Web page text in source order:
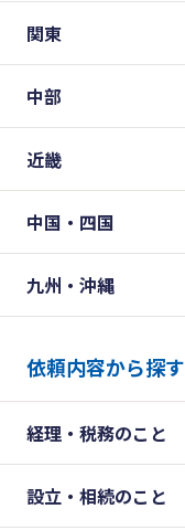
関東
中部
近畿
中国・四国
九州・沖縄
依頼内容から探す
経理・税務のこと
設立・相続のこと